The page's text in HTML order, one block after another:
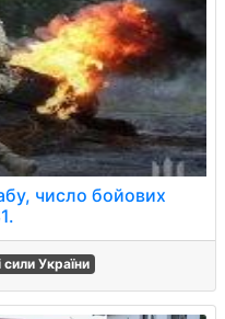
число бойових
сили України